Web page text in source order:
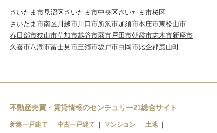
さいたま市見沼区さいたま市中央区さいたま市桜区
さいたま市南区川越市川口市所沢市加須市本庄市東松山市
春日部市狭山市草加市越谷市蕨市戸田市朝霞市志木市新座市
久喜市八潮市富士見市三郷市坂戸市白岡市比企郡嵐山町
不動産売買・賃貸情報のセンチュリー21総合サイト
新築一戸建て 中古一戸建て マンション
土地